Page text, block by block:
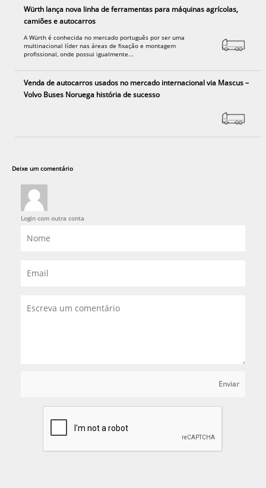
Würth lança nova linha de ferramentas para máquinas agrícolas,
camiões e autocarros
A Würth é conhecida no mercado português por ser uma
multinacional líder nas áreas de fixação e montagem
profissional, onde possui igualmente...
Venda de autocarros usados no mercado internacional via Mascus –
Volvo Buses Noruega história de sucesso
Deixe um comentário
Login com outra conta